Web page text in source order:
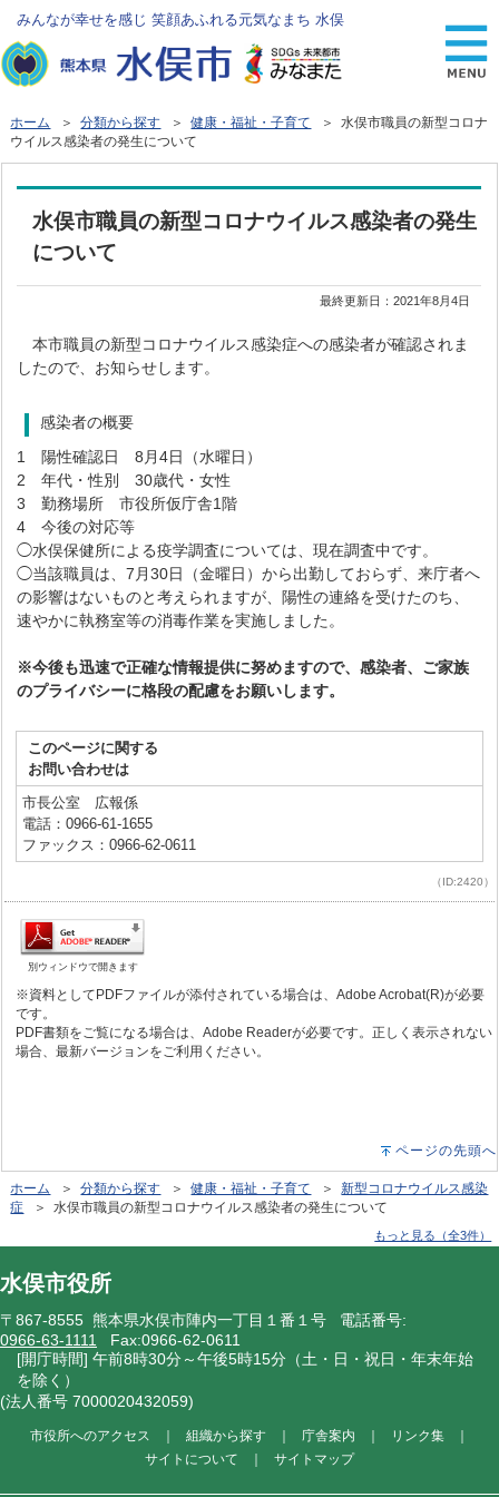
みんなが幸せを感じ 笑顔あふれる元気なまち 水俣
ホーム ＞分類から探す ＞健康・福祉・子育て
＞ 水俣市職員の新型コロナ
ウイルス感染者の発生について
水俣市職員の新型コロナウイルス感染者の発生
について
最終更新日：2021年8月4日
本市職員の新型コロナウイルス感染症への感染者が確認されま
したので、お知らせします。
感染者の概要
1 陽性確認日 8月4日（水曜日）
2 年代・性別 30歳代・女性
3 勤務場所 市役所仮庁舎1階
4 今後の対応等
◯水俣保健所による疫学調査については、現在調査中です。
◯当該職員は、7月30日（金曜日）から出勤しておらず、来庁者へ
の影響はないものと考えられますが、陽性の連絡を受けたのち、
速やかに執務室等の消毒作業を実施しました。
※今後も迅速で正確な情報提供に努めますので、感染者、ご家族
のプライバシーに格段の配慮をお願いします。
このページに関する
お問い合わせは
市長公室 広報係
電話：0966-61-1655
ファックス：0966-62-0611
（ID:2420）
別ウィンドウで開きます
※資料としてPDFファイルが添付されている場合は、Adobe Acrobat(R)が必要
です。
PDF書類をご覧になる場合は、Adobe Readerが必要です。正しく表示されない
場合、最新バージョンをご利用ください。
ページの先頭へ
ホーム ＞分類から探す ＞健康・福祉・子育て ＞新型コロナウイルス感染
症 ＞ 水俣市職員の新型コロナウイルス感染者の発生について
もっと見る（全3件）
水俣市役所
〒867-8555 熊本県水俣市陣内一丁目１番１号 電話番号:
0966-63-1111 Fax:0966-62-0611
[開庁時間] 午前8時30分～午後5時15分（土・日・祝日・年末年始
を除く）
(法人番号 7000020432059)
市役所へのアクセス 組織から探す 庁舎案内 リンク集
サイトについて
サイトマップ